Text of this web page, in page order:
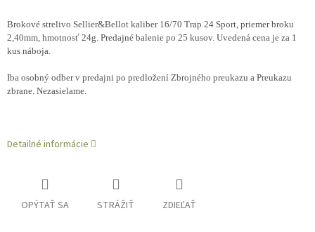
Brokové strelivo Sellier&Bellot kaliber 16/70 Trap 24 Sport, priemer broku
2,40mm, hmotnosť 24g. Predajné balenie po 25 kusov. Uvedená cena je za 1
kus náboja.
Iba osobný odber v predajni po predložení Zbrojného preukazu a Preukazu
zbrane. Nezasielame.
Detailné informácie
OPÝTAŤ SA STRÁŽIŤ ZDIEĽAŤ